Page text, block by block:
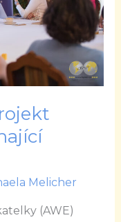
Melicher
(AWE)